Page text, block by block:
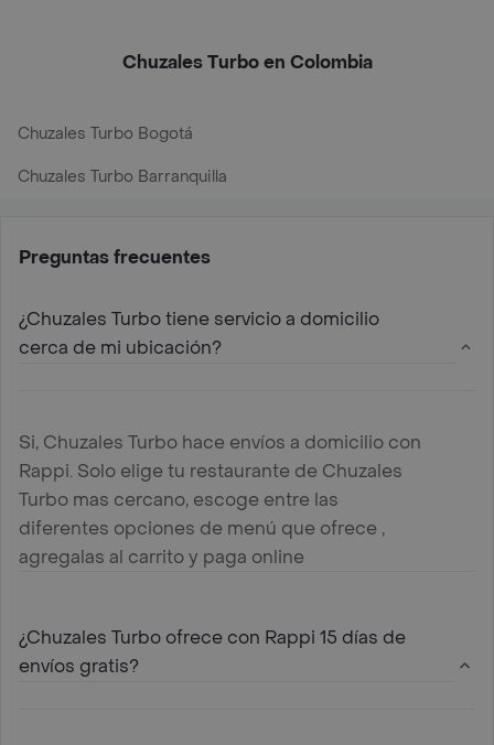
Chuzales Turbo en Colombia
Chuzales Turbo Bogotá
Chuzales Turbo Barranquilla
Preguntas frecuentes
¿Chuzales Turbo tiene servicio a domicilio
cerca de mi ubicación?
Si, Chuzales Turbo hace envíos a domicilio con
Rappi. Solo elige tu restaurante de Chuzales
Turbo mas cercano, escoge entre las
diferentes opciones de menú que ofrece ,
agregalas al carrito y paga online
¿Chuzales Turbo ofrece con Rappi 15 días de
envíos gratis?